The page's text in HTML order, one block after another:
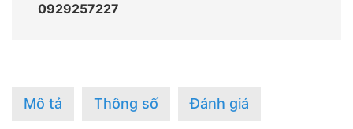
0929257227
Mô tả Thông số Đánh giá